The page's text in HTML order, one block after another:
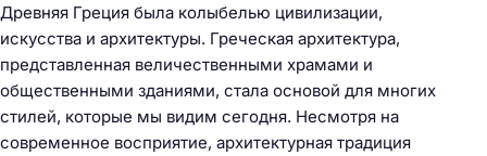
Древняя Греция была колыбелью цивилизации,
искусства и архитектуры. Греческая архитектура,
представленная величественными храмами и
общественными зданиями, стала основой для многих
стилей, которые мы видим сегодня. Несмотря на
современное восприятие, архитектурная традиция